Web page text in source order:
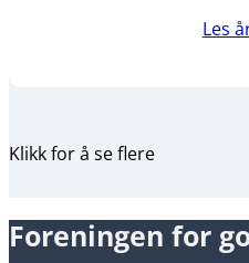
Les
Klikk for å se flere
Foreningen for